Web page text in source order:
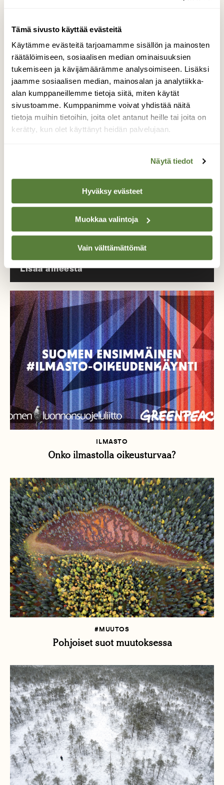
Tämä sivusto käyttää evästeitä
Käytämme evästeitä tarjoamamme sisällön ja mainosten
räätälöimiseen, sosiaalisen median ominaisuuksien
tukemiseen ja kävijämäärämme analysoimiseen. Lisäksi
jaamme sosiaalisen median, mainosalan ja analytiikka-
alan kumppaneillemme tietoja siitä, miten käytät
sivustoamme. Kumppanimme voivat yhdistää näitä
tietoja muihin tietoihin, joita olet antanut heille tai joita on
kerätty, kun olet käyttänyt heidän palvelujaan.
Näytä tiedot
Hyväksy evästeet
Muokkaa valintoja
Vain välttämättömät
Tilaa Suomen Luonto
Tue ajankohtaista ja asiantuntevaa
luonto- ja ympäristöjournalismia.
Tilaa Suomen Luonto ja tule mukaan
Alk. 3 numeroa 23,40 €.
Tilaa nyt!
Lisää aiheesta
ILMASTO
Onko ilmastolla oikeusturvaa?
#MUUTOS
Pohjoiset suot muutoksessa